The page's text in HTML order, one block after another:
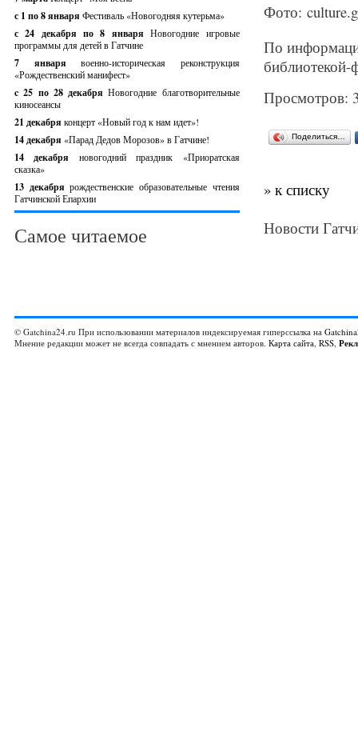
с 1 по 8 января Фестиваль «Новогодняя кутерьма»
с 24 декабря по 8 январяНовогодние игровые
программы для детей в Гатчине
7 январявоенно-историческая реконструкция
«Рождественский манифест»
c 25 по 28 декабряНовогодние благотворительные
киносеансы
21 декабря концерт «Новый год к нам идет»!
14 декабря «Парад Дедов Морозов» в Гатчине!
14 декабря новогодний праздник «Приоратская
сказка»
13 декабрярождественские образовательные чтения
Гатчинской Епархии
Самое читаемое
Фото:
По
Просмотров:
Поделиться…
» к списку
Новости
© Gatchina24.ru При использовании материалов индексируемая гиперссылка на
Мнение редакции может не всегда совпадать с мнением авторов. Карта сайта, RSS,